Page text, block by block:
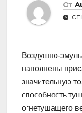
От
Воздушно-
наполнены
значительную
способность
огнетушащего